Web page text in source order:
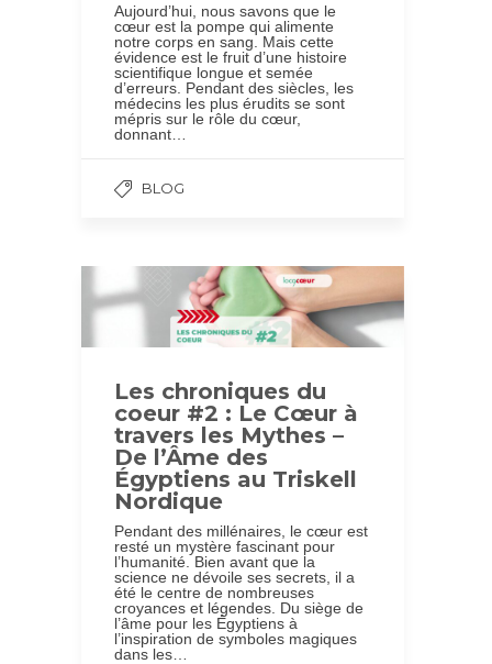
Aujourd’hui, nous savons que le
cœur est la pompe qui alimente
notre corps en sang. Mais cette
évidence est le fruit d’une histoire
scientifique longue et semée
d’erreurs. Pendant des siècles, les
médecins les plus érudits se sont
mépris sur le rôle du cœur,
donnant…
BLOG
Les chroniques du
coeur #2 : Le Cœur à
travers les Mythes –
De l’Âme des
Égyptiens au Triskell
Nordique
Pendant des millénaires, le cœur est
resté un mystère fascinant pour
l’humanité. Bien avant que la
science ne dévoile ses secrets, il a
été le centre de nombreuses
croyances et légendes. Du siège de
l’âme pour les Égyptiens à
l’inspiration de symboles magiques
dans les…